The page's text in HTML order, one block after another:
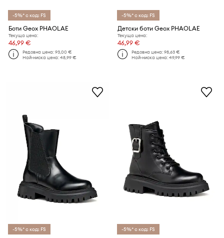
-5%* с код: FS
Боти Geox PHAOLAE
Текуща цена:
46,99 €
Редовна цена:93,00 €
Най-ниска цена:48,99 €
-5%* с код: FS
Детски боти Geox PHAOLAE
Текуща цена:
46,99 €
Редовна цена:98,63 €
Най-ниска цена:49,99 €
-5%* с код: FS -5%* с код: FS